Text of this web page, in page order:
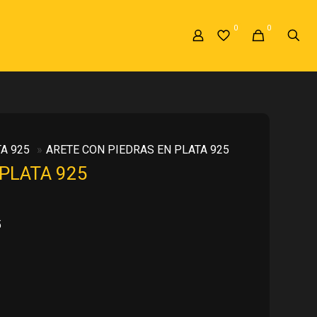
0 0
925 » ARETE CON PIEDRAS EN PLATA 925
925